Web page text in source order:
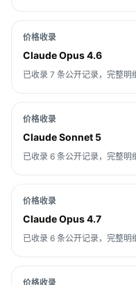
价格收录
Claude Opus 4.6
已收录 7 条公开记录，完整明
价格收录
Claude Sonnet 5
已收录 6 条公开记录，完整明
价格收录
Claude Opus 4.7
已收录 6 条公开记录，完整明
价格收录